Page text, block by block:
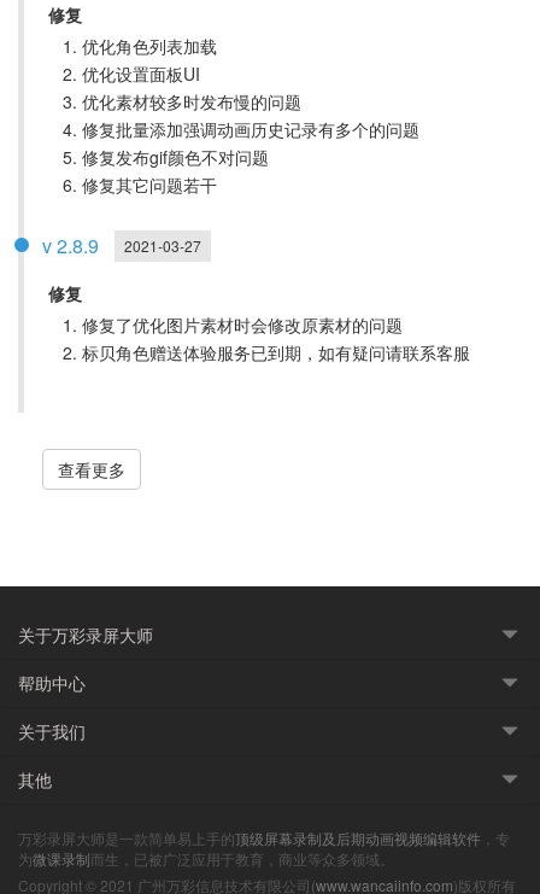
修复
优化角色列表加载
优化设置面板UI
优化素材较多时发布慢的问题
修复批量添加强调动画历史记录有多个的问题
修复发布gif颜色不对问题
修复其它问题若干
2021-03-27
v 2.8.9
修复
修复了优化图片素材时会修改原素材的问题
标贝角色赠送体验服务已到期，如有疑问请联系客服
查看更多
关于万彩录屏大师
帮助中心
关于我们
其他
万彩录屏大师是一款简单易上手的顶级屏幕录制及后期动画视频编辑软件 ，专
为微课录制而生，已被广泛应用于教育，商业等众多领域。
Copyright © 2021 广州万彩信息技术有限公司(www.wancaiinfo.com)版权所有